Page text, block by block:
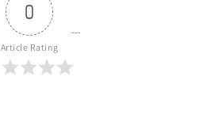
0
Article Rating